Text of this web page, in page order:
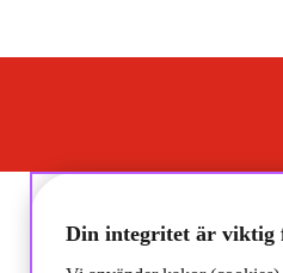
Din integritet är viktig